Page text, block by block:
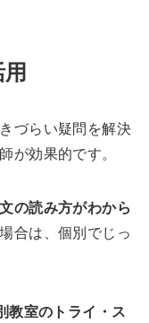
づらい疑問を解決
が効果的です。
の読み方がわから
合は、個別でじっ
教室のトライ・ス